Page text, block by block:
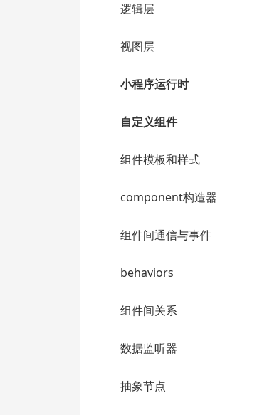
逻辑层
视图层
小程序运行时
自定义组件
组件模板和样式
component构造器
组件间通信与事件
behaviors
组件间关系
数据监听器
抽象节点